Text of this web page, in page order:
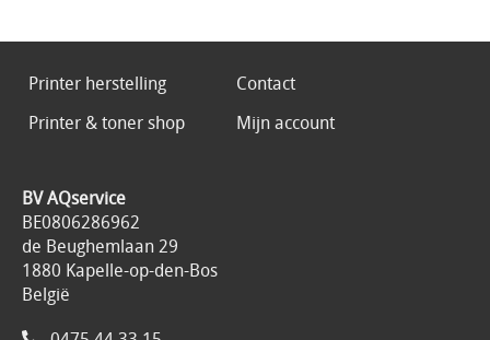
Printer herstelling
Contact
Printer & toner shop
Mijn account
BV AQservice
BE0806286962
de Beughemlaan 29
1880 Kapelle-op-den-Bos
België